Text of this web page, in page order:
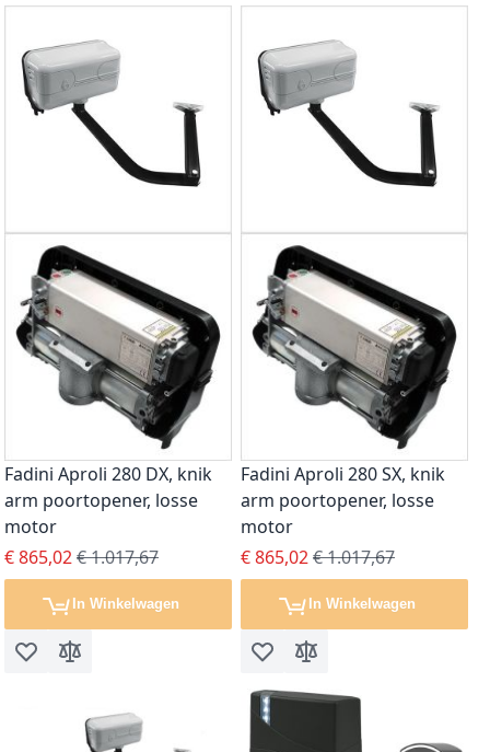
Fadini Aproli 280 DX, knik
arm poortopener, losse
motor
Special Price
€ 865,02Regular Price
€ 1.017,67
In Winkelwagen
Voeg toe aan verlanglijst
Toevoegen om te vergelijken
Fadini Aproli 280 SX, knik
arm poortopener, losse
motor
Special Price
€ 865,02Regular Price
€ 1.017,67
In Winkelwagen
Voeg toe aan verlanglijst
Toevoegen om te